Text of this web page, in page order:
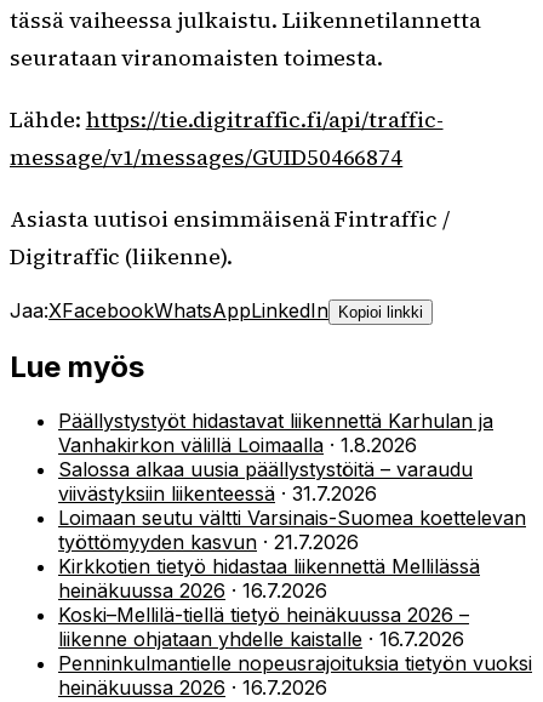
tässä vaiheessa julkaistu. Liikennetilannetta
seurataan viranomaisten toimesta.
Lähde: https://tie.digitraffic.fi/api/traffic-
message/v1/messages/GUID50466874
Asiasta uutisoi ensimmäisenä Fintraffic /
Digitraffic (liikenne).
Jaa:XFacebookWhatsAppLinkedIn Kopioi linkki
Lue myös
Päällystystyöt hidastavat liikennettä Karhulan ja
Vanhakirkon välillä Loimaalla · 1.8.2026
Salossa alkaa uusia päällystystöitä – varaudu
viivästyksiin liikenteessä · 31.7.2026
Loimaan seutu vältti Varsinais-Suomea koettelevan
työttömyyden kasvun · 21.7.2026
Kirkkotien tietyö hidastaa liikennettä Mellilässä
heinäkuussa 2026 · 16.7.2026
Koski–Mellilä-tiellä tietyö heinäkuussa 2026 –
liikenne ohjataan yhdelle kaistalle · 16.7.2026
Penninkulmantielle nopeusrajoituksia tietyön vuoksi
heinäkuussa 2026 · 16.7.2026